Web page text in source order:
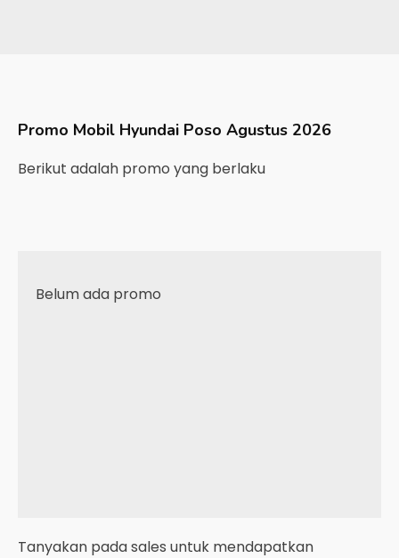
Promo Mobil Hyundai Poso Agustus 2026
Berikut adalah promo yang berlaku
Belum ada promo
Tanyakan pada sales untuk mendapatkan